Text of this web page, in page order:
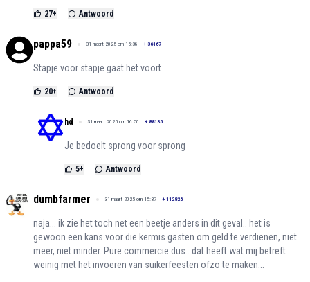
27+ Antwoord
pappa59 31 maart 2025 om 15:38 + 36167
Stapje voor stapje gaat het voort
20+ Antwoord
hd 31 maart 2025 om 16:50 + 88135
Je bedoelt sprong voor sprong
5+ Antwoord
dumbfarmer 31 maart 2025 om 15:37 + 112826
naja... ik zie het toch net een beetje anders in dit geval.. het is
gewoon een kans voor die kermis gasten om geld te verdienen, niet
meer, niet minder. Pure commercie dus.. dat heeft wat mij betreft
weinig met het invoeren van suikerfeesten ofzo te maken...